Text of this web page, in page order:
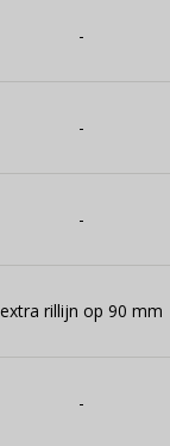
-
-
-
extra rillijn op 90 mm
-